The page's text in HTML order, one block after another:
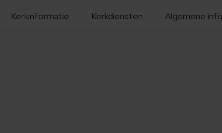
Kerkinformatie Kerkdiensten Algemene